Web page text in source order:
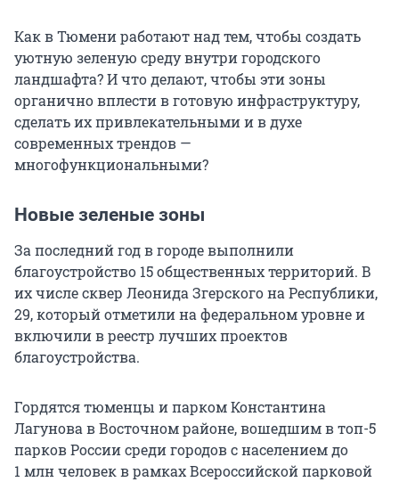
Как в Тюмени работают над тем, чтобы создать
уютную зеленую среду внутри городского
ландшафта? И что делают, чтобы эти зоны
органично вплести в готовую инфраструктуру,
сделать их привлекательными и в духе
современных трендов —
многофункциональными?
Новые зеленые зоны
За последний год в городе выполнили
благоустройство 15 общественных территорий. В
их числе сквер Леонида Згерского на Республики,
29, который отметили на федеральном уровне и
включили в реестр лучших проектов
благоустройства.
Гордятся тюменцы и парком Константина
Лагунова в Восточном районе, вошедшим в топ-5
парков России среди городов с населением до
1 млн человек в рамках Всероссийской парковой